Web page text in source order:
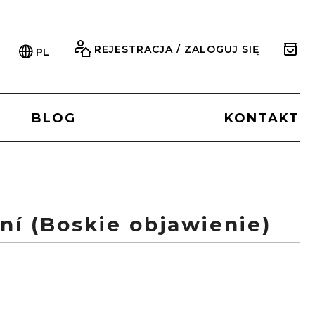
PL REJESTRACJA / ZALOGUJ SIĘ
BLOG KONTAKT
(Boskie objawienie)